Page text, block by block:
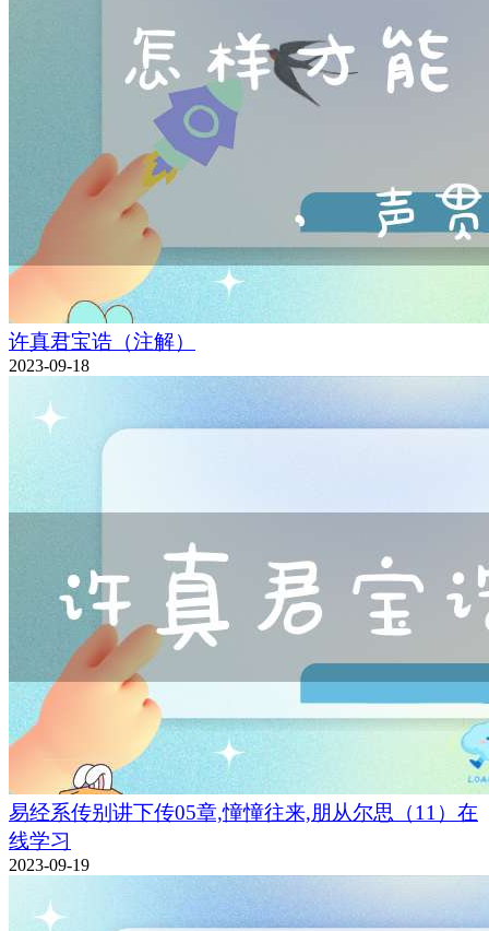
许真君宝诰（注解）
2023-09-18
易经系传别讲下传05章,憧憧往来,朋从尔思（11）在
线学习
2023-09-19